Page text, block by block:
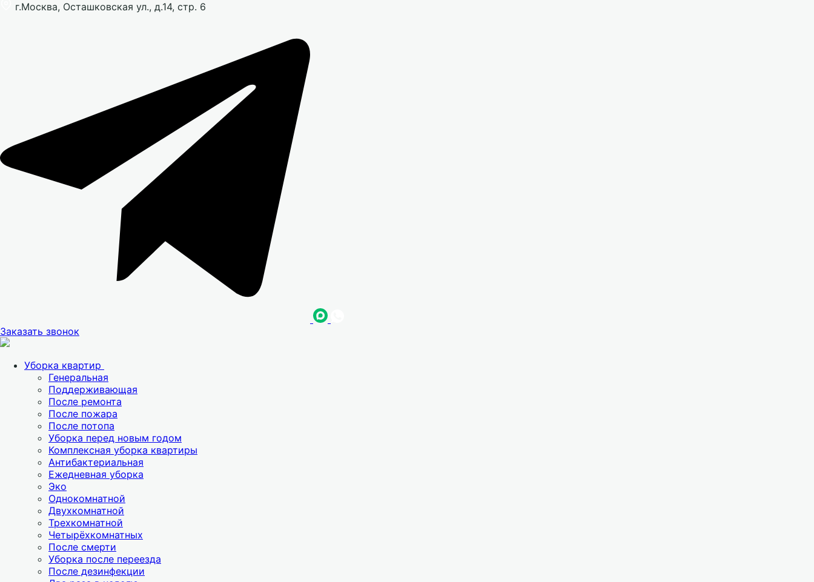
г.Москва, Осташковская ул., д.14, стр. 6
Заказать звонок
Уборка квартир
Генеральная
Поддерживающая
После ремонта
После пожара
После потопа
Уборка перед новым годом
Комплексная уборка квартиры
Антибактериальная
Ежедневная уборка
Эко
Однокомнатной
Двухкомнатной
Трехкомнатной
Четырёхкомнатных
После смерти
Уборка после переезда
После дезинфекции